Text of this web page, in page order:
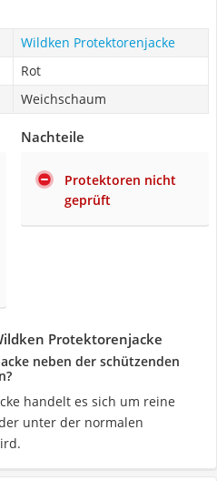
Wildken Protektorenjacke
Rot
Weichschaum
Nachteile
Protektoren nicht
geprüft
Protektorenjacke
neben der schützenden
handelt es sich um reine
unter der normalen